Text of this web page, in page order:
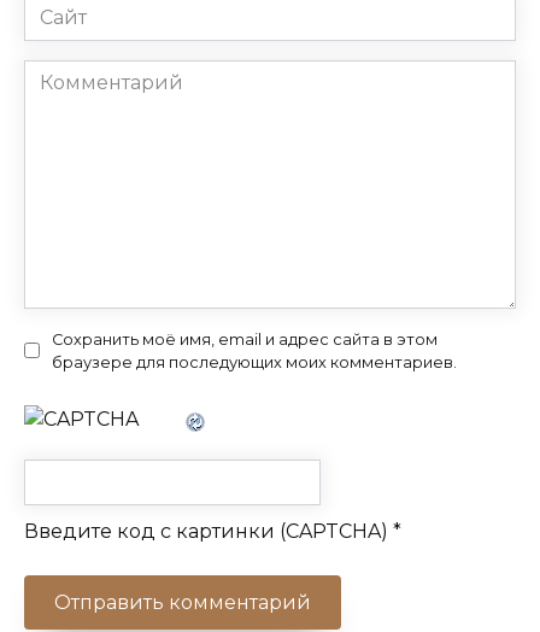
Сайт
Комментарий
Сохранить моё имя, email и адрес сайта в этом
браузере для последующих моих комментариев.
Введите код с картинки (CAPTCHA) *